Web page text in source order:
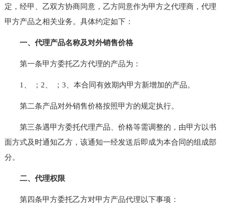
定，经甲、乙双方协商同意，乙方同意作为甲方之代理商，代理
甲方产品之相关业务。具体约定如下：
一、代理产品名称及对外销售价格
第一条甲方委托乙方代理的产品为：
1、 ；2、 ；3、本合同有效期内甲方新增加的产品。
第二条产品对外销售价格按照甲方的规定执行。
第三条遇甲方委托代理产品、价格等需调整的，由甲方以书
面方式及时通知乙方，该通知一经发送后即成为本合同的组成部
分。
二、代理权限
第四条甲方委托乙方对甲方产品代理以下事项：